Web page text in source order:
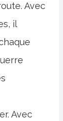
Avec
il
Avec